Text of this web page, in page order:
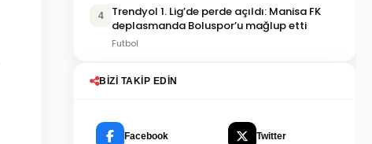
4
Trendyol 1. Lig’de perde açıldı: Manisa FK
deplasmanda Boluspor’u mağlup etti
Futbol
BIZI TAKIP EDIN
Facebook Twitter